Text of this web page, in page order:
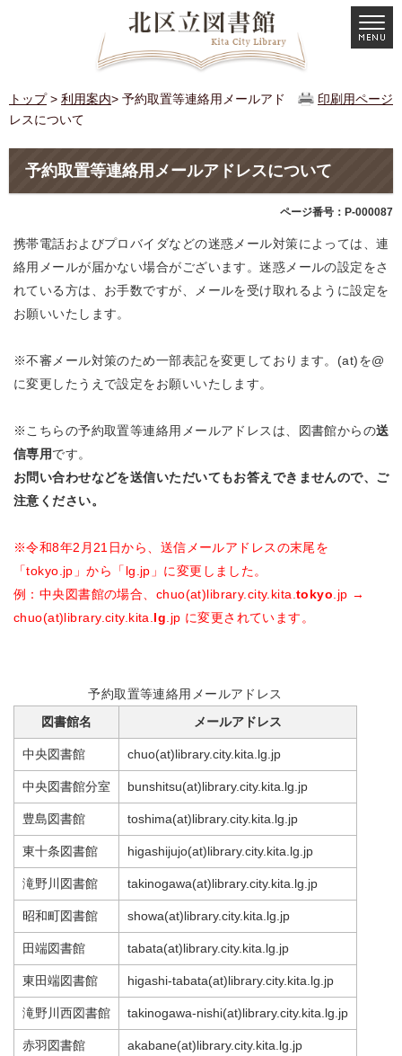
印刷用ページ
トップ> 利用案内> 予約取置等連絡用メールアド
レスについて
予約取置等連絡用メールアドレスについて
ページ番号：P-000087
携帯電話およびプロバイダなどの迷惑メール対策によっては、連
絡用メールが届かない場合がございます。迷惑メールの設定をさ
れている方は、お手数ですが、メールを受け取れるように設定を
お願いいたします。
※不審メール対策のため一部表記を変更しております。(at)を@
に変更したうえで設定をお願いいたします。
※こちらの予約取置等連絡用メールアドレスは、図書館からの送
信専用です。
お問い合わせなどを送信いただいてもお答えできませんので、ご
注意ください。
※令和8年2月21日から、送信メールアドレスの末尾を
「tokyo.jp」から「lg.jp」に変更しました。
例：中央図書館の場合、chuo(at)library.city.kita.tokyo .jp →
chuo(at)library.city.kita. lg .jp に変更されています。
予約取置等連絡用メールアドレス
図書館名
メールアドレス
中央図書館 chuo(at)library.city.kita.lg.jp
中央図書館分室 bunshitsu(at)library.city.kita.lg.jp
豊島図書館 toshima(at)library.city.kita.lg.jp
東十条図書館 higashijujo(at)library.city.kita.lg.jp
滝野川図書館 takinogawa(at)library.city.kita.lg.jp
昭和町図書館 showa(at)library.city.kita.lg.jp
田端図書館 tabata(at)library.city.kita.lg.jp
東田端図書館 higashi-tabata(at)library.city.kita.lg.jp
滝野川西図書館 takinogawa-nishi(at)library.city.kita.lg.jp
赤羽図書館 akabane(at)library.city.kita.lg.jp